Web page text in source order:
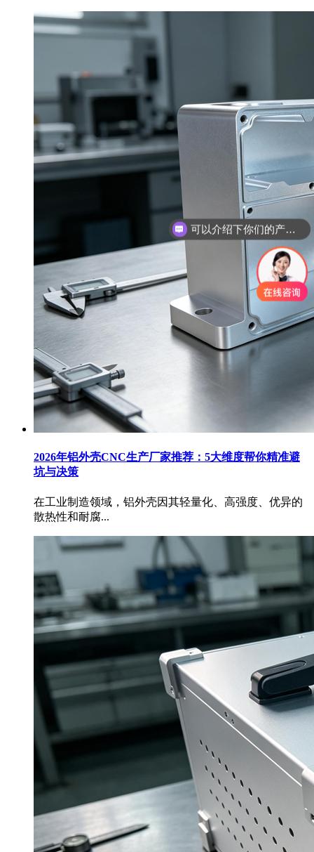
2026年铝外壳CNC生产厂家推荐：5大维度帮你精准避
坑与决策
在工业制造领域，铝外壳因其轻量化、高强度、优异的
散热性和耐腐...
可以介绍下你们的产品么？
你们是怎么收费的呢？